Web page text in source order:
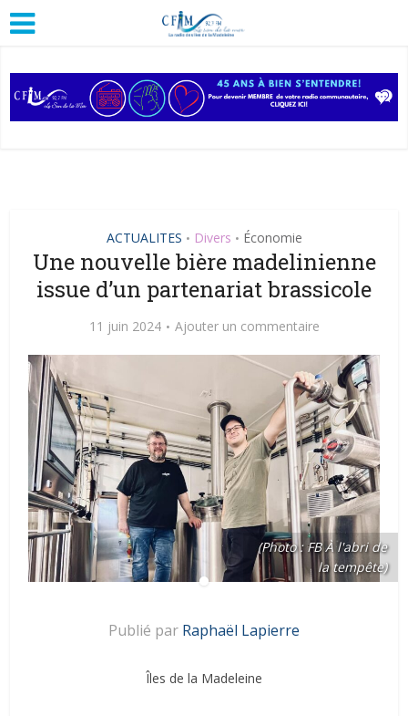
ACTUALITES • Divers • Économie
Une nouvelle bière madelinienne
issue d’un partenariat brassicole
11 juin 2024 Ajouter un commentaire
(Photo : FB À l'abri de
la tempête)
Publié par Raphaël Lapierre
Îles de la Madeleine